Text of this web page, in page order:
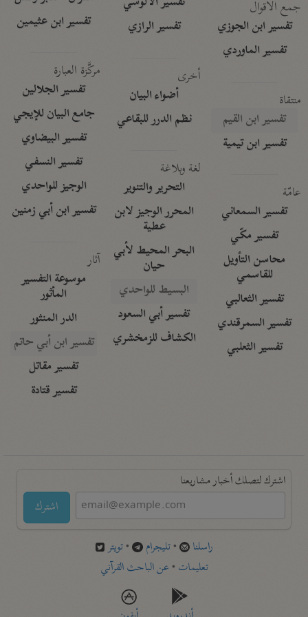
جمع الأقوال
تفسير ابن الجوزي
تفسير الماوردي
منتقاة
تفسير ابن القيم
تفسير ابن تيمية
عامّة
تفسير السمعاني
تفسير مكّي
محاسن التأويل
للقاسمي
تفسير الثعالبي
تفسير السمرقندي
تفسير الثعلبي
تفسير الرازي
أخرى
أضواء البيان
نظم الدرر للبقاعي
لغة وبلاغة
التحرير والتنوير
المحرر الوجيز لابن
عطية
البحر المحيط لأبي
حيان
البسيط للواحدي
تفسير أبي السعود
الكشاف للزمخشري
تفسير ابن عثيمين
مركَّزة العبارة
تفسير الجلالين
جامع البيان للإيجي
تفسير البيضاوي
تفسير النسفي
الوجيز للواحدي
تفسير ابن أبي زمنين
آثار
موسوعة التفسير
المأثور
الدر المنثور
تفسير ابن أبي حاتم
تفسير مقاتل
تفسير قتادة
اشترك لتصلك أخبار مشاريعنا
اشترك
راسلنا •تليجرام •تويتر
تعليمات •عن الباحث القرآني